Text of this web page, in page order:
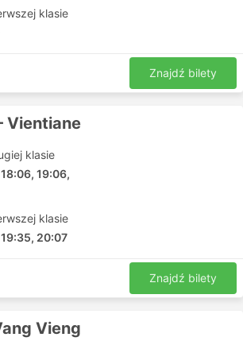
by Family Service znajdują się
Station
Station
by Family Service
przez Laos Railway by
zawsze cieszą się dużym
klasie
Znajdź bilety
Vientiane
klasie
19:06,
klasie
20:07
Znajdź bilety
Vieng